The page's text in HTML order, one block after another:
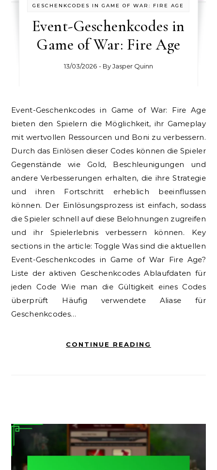
GESCHENKCODES IN GAME OF WAR: FIRE AGE
Event-Geschenkcodes in
Game of War: Fire Age
13/03/2026 - ByJasper Quinn
Event-Geschenkcodes in Game of War: Fire Age
bieten den Spielern die Möglichkeit, ihr Gameplay
mit wertvollen Ressourcen und Boni zu verbessern.
Durch das Einlösen dieser Codes können die Spieler
Gegenstände wie Gold, Beschleunigungen und
andere Verbesserungen erhalten, die ihre Strategie
und ihren Fortschritt erheblich beeinflussen
können. Der Einlösungsprozess ist einfach, sodass
die Spieler schnell auf diese Belohnungen zugreifen
und ihr Spielerlebnis verbessern können. Key
sections in the article: Toggle Was sind die aktuellen
Event-Geschenkcodes in Game of War Fire Age?
Liste der aktiven Geschenkcodes Ablaufdaten für
jeden Code Wie man die Gültigkeit eines Codes
überprüft Häufig verwendete Aliase für
Geschenkcodes…
CONTINUE READING